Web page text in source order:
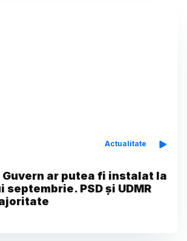
Actualitate
Guvern ar putea fi instalat la
PSD și UDMR